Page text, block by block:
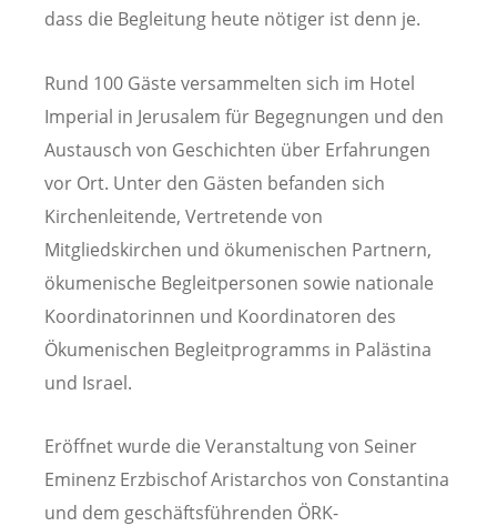
dass die Begleitung heute nötiger ist denn je.
Rund 100 Gäste versammelten sich im Hotel
Imperial in Jerusalem für Begegnungen und den
Austausch von Geschichten über Erfahrungen
vor Ort. Unter den Gästen befanden sich
Kirchenleitende, Vertretende von
Mitgliedskirchen und ökumenischen Partnern,
ökumenische Begleitpersonen sowie nationale
Koordinatorinnen und Koordinatoren des
Ökumenischen Begleitprogramms in Palästina
und Israel.
Eröffnet wurde die Veranstaltung von Seiner
Eminenz Erzbischof Aristarchos von Constantina
und dem geschäftsführenden ÖRK-